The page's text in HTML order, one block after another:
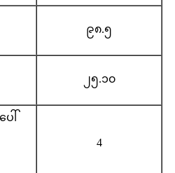
၉၈.၅
၂၅.၁၀
ါ်
4